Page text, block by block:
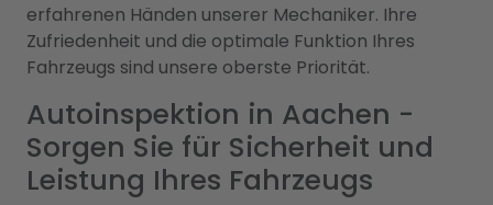
erfahrenen Händen unserer Mechaniker. Ihre
Zufriedenheit und die optimale Funktion Ihres
Fahrzeugs sind unsere oberste Priorität.
Autoinspektion in Aachen -
Sorgen Sie für Sicherheit und
Leistung Ihres Fahrzeugs